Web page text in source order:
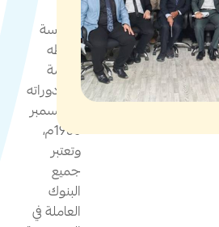
وبدأ
ممارسة
نشاطه
وإقامة
أولى دوراته
في ديسمبر
1980م،
وتعتبر
جميع
البنوك
العاملة في